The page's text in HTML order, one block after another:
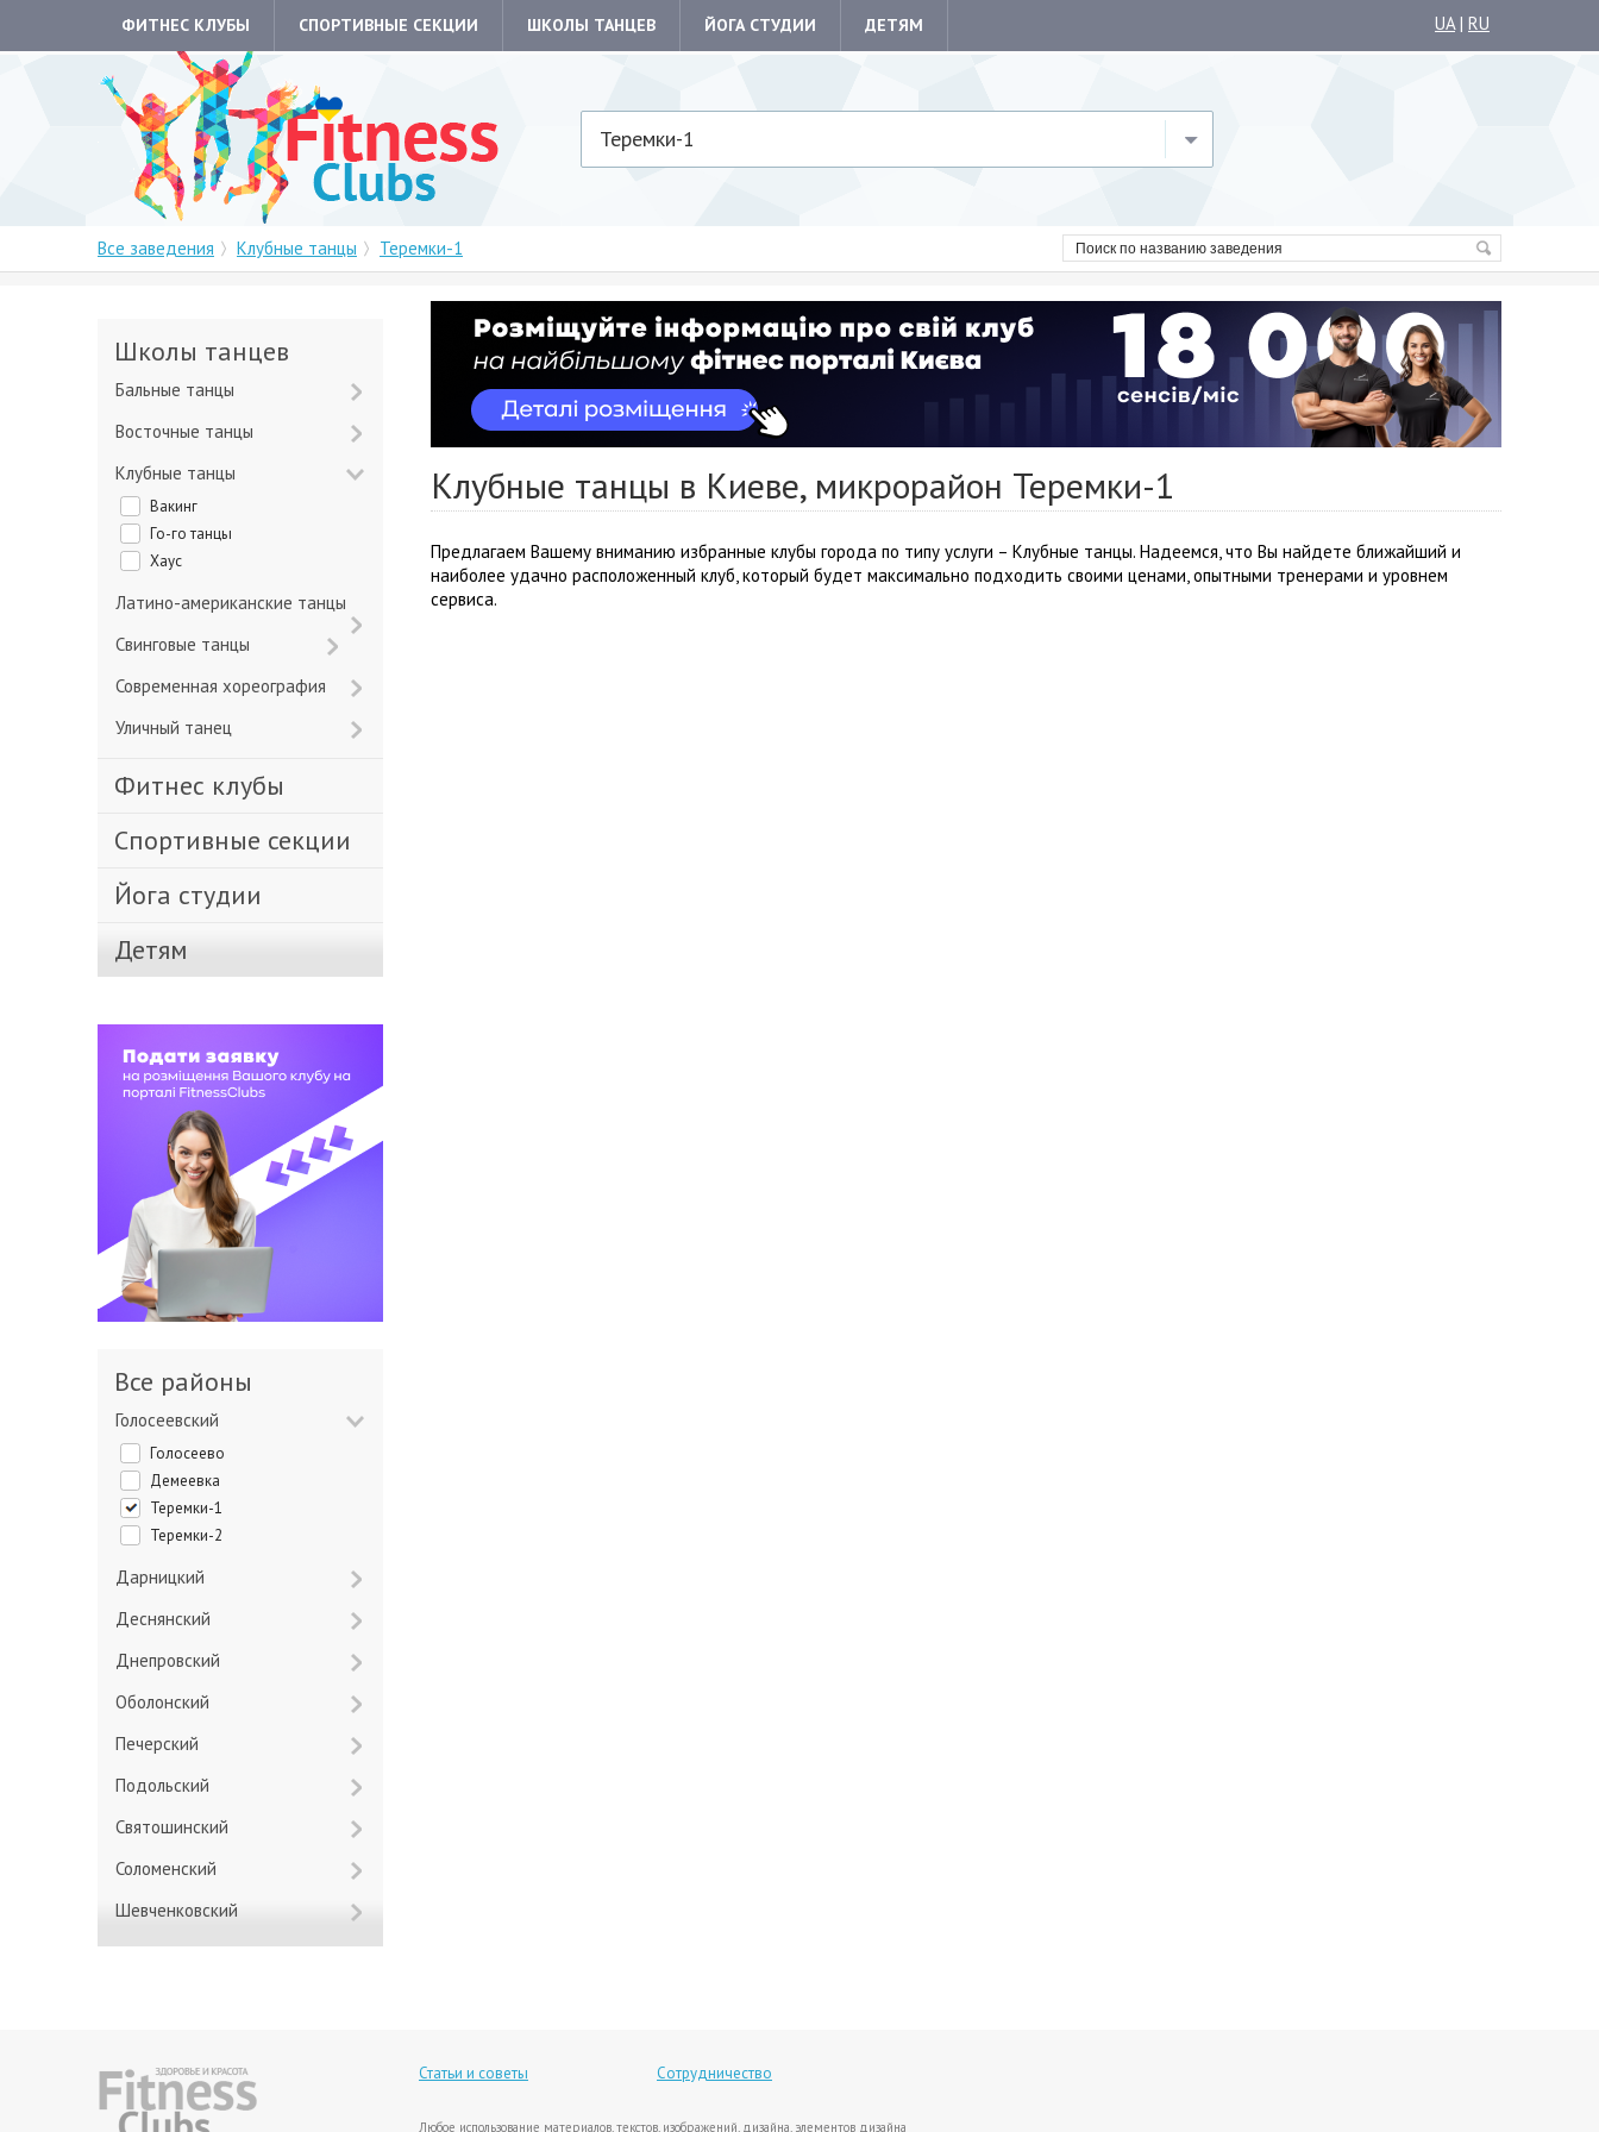
ФИТНЕС КЛУБЫ СПОРТИВНЫЕ СЕКЦИИ ШКОЛЫ ТАНЦЕВ ЙОГА СТУДИИ ДЕТЯМ UA| RU
Теремки-1
Все заведения Клубные танцы Теремки-1
Клубные танцы в Киеве, микрорайон Теремки-1
Предлагаем Вашему вниманию избранные клубы города по типу услуги – Клубные танцы. Надеемся, что Вы найдете ближайший и
наиболее удачно расположенный клуб, который будет максимально подходить своими ценами, опытными тренерами и уровнем
сервиса.
Школы танцев
Бальные танцы
Восточные танцы
Клубные танцы
Вакинг
Го-го танцы
Хаус
Латино-американские танцы
Свинговые танцы
Современная хореография
Уличный танец
Фитнес клубы
Спортивные секции
Йога студии
Детям
Все районы
Голосеевский
Голосеево
Демеевка
Теремки-1
Теремки-2
Дарницкий
Деснянский
Днепровский
Оболонский
Печерский
Подольский
Святошинский
Соломенский
Шевченковский
Статьи и советы Сотрудничество
Любое использование материалов, текстов, изображений, дизайна, элементов дизайна